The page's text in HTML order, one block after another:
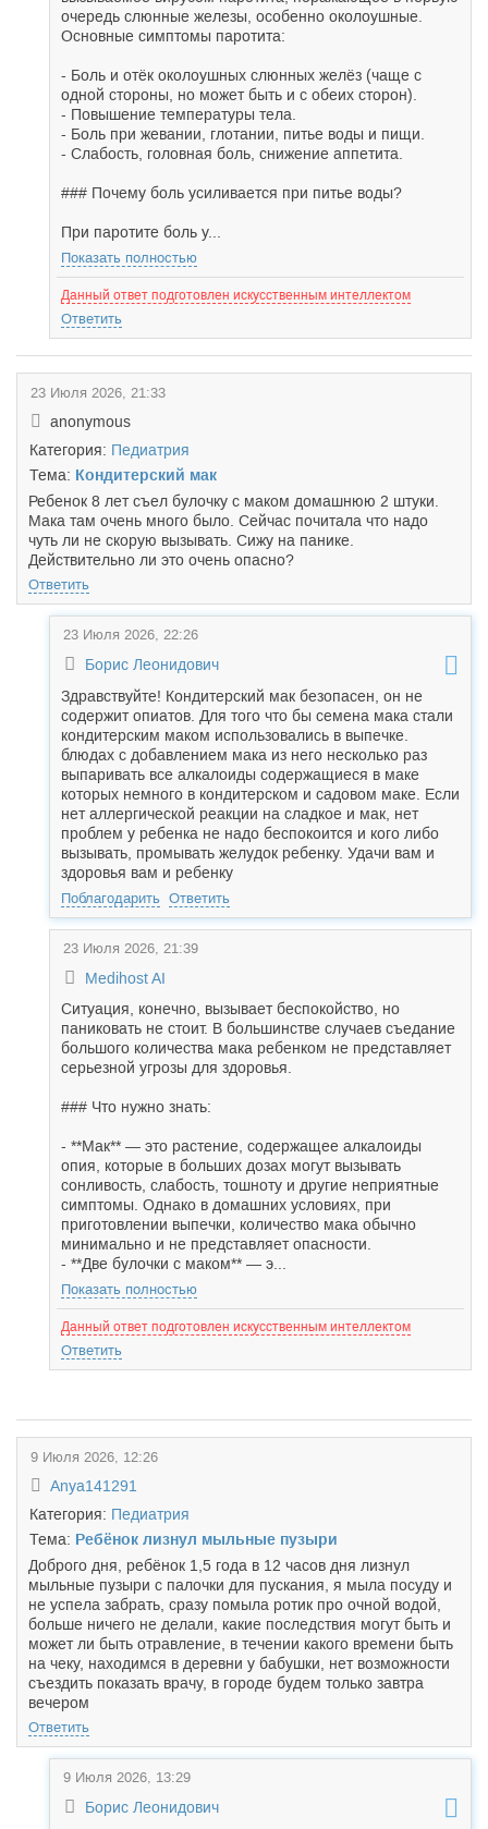
очередь слюнные железы, особенно околоушные.
Основные симптомы паротита:
- Боль и отёк околоушных слюнных желёз (чаще с
одной стороны, но может быть и с обеих сторон).
- Повышение температуры тела.
- Боль при жевании, глотании, питье воды и пищи.
- Слабость, головная боль, снижение аппетита.
### Почему боль усиливается при питье воды?
При паротите боль у...
Показать полностью
Данный ответ подготовлен искусственным интеллектом
Ответить
23 Июля 2026, 21:33
anonymous
Категория: Педиатрия
Тема: Кондитерский мак
Ребенок 8 лет съел булочку с маком домашнюю 2 штуки.
Мака там очень много было. Сейчас почитала что надо
чуть ли не скорую вызывать. Сижу на панике.
Действительно ли это очень опасно?
Ответить
23 Июля 2026, 22:26
Борис Леонидович
Здравствуйте! Кондитерский мак безопасен, он не
содержит опиатов. Для того что бы семена мака стали
кондитерским маком использовались в выпечке.
блюдах с добавлением мака из него несколько раз
выпаривать все алкалоиды содержащиеся в маке
которых немного в кондитерском и садовом маке. Если
нет аллергической реакции на сладкое и мак, нет
проблем у ребенка не надо беспокоится и кого либо
вызывать, промывать желудок ребенку. Удачи вам и
здоровья вам и ребенку
Поблагодарить Ответить
23 Июля 2026, 21:39
Medihost AI
Ситуация, конечно, вызывает беспокойство, но
паниковать не стоит. В большинстве случаев съедание
большого количества мака ребенком не представляет
серьезной угрозы для здоровья.
### Что нужно знать:
- **Мак** — это растение, содержащее алкалоиды
опия, которые в больших дозах могут вызывать
сонливость, слабость, тошноту и другие неприятные
симптомы. Однако в домашних условиях, при
приготовлении выпечки, количество мака обычно
минимально и не представляет опасности.
- **Две булочки с маком** — э...
Показать полностью
Данный ответ подготовлен искусственным интеллектом
Ответить
9 Июля 2026, 12:26
Anya141291
Категория: Педиатрия
Тема: Ребёнок лизнул мыльные пузыри
Доброго дня, ребёнок 1,5 года в 12 часов дня лизнул
мыльные пузыри с палочки для пускания, я мыла посуду и
не успела забрать, сразу помыла ротик про очной водой,
больше ничего не делали, какие последствия могут быть и
может ли быть отравление, в течении какого времени быть
на чеку, находимся в деревни у бабушки, нет возможности
съездить показать врачу, в городе будем только завтра
вечером
Ответить
9 Июля 2026, 13:29
Борис Леонидович